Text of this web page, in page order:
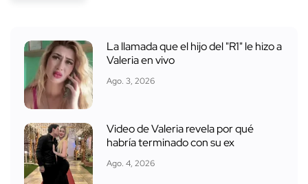
La llamada que el hijo del "R1" le hizo a
Valeria en vivo
Ago. 3, 2026
Video de Valeria revela por qué
habría terminado con su ex
Ago. 4, 2026